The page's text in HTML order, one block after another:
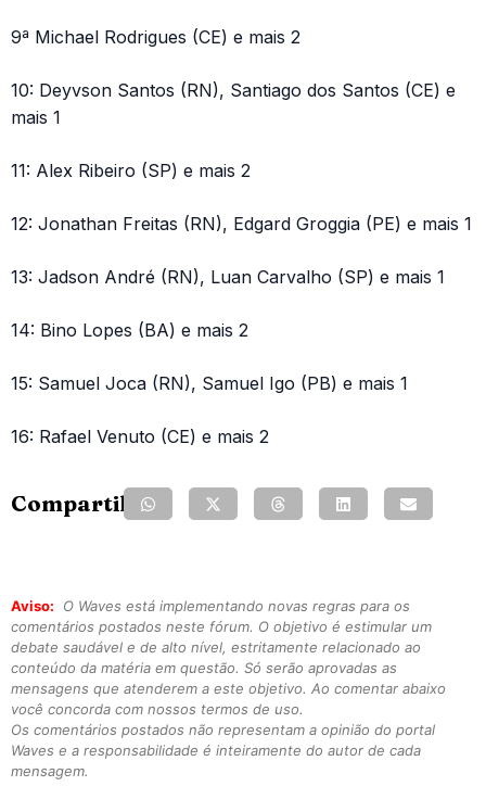
9ª Michael Rodrigues (CE) e mais 2
10: Deyvson Santos (RN), Santiago dos Santos (CE) e
mais 1
11: Alex Ribeiro (SP) e mais 2
12: Jonathan Freitas (RN), Edgard Groggia (PE) e mais 1
13: Jadson André (RN), Luan Carvalho (SP) e mais 1
14: Bino Lopes (BA) e mais 2
15: Samuel Joca (RN), Samuel Igo (PB) e mais 1
16: Rafael Venuto (CE) e mais 2
Compartilhe:
Aviso:
O Waves está implementando novas regras para os
comentários postados neste fórum. O objetivo é estimular um
debate saudável e de alto nível, estritamente relacionado ao
conteúdo da matéria em questão. Só serão aprovadas as
mensagens que atenderem a este objetivo. Ao comentar abaixo
você concorda com nossos termos de uso.
Os comentários postados não representam a opinião do portal
Waves e a responsabilidade é inteiramente do autor de cada
mensagem.